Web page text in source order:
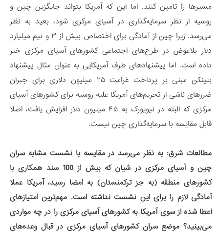
مسیرها را تامین کنند. اما این که آمریکا بتواند جایگزین چین و
روسیه از نظر سرمایه‌گذاری در آسیای مرکزی شود، بعید به نظر
می‌رسد. زیرا چین از آمادگی برای اختصاص بیش از ۳ و نیم میلیارد
دلار بلاعوض در طرح‌های اجتماعی کشورهای آسیای مرکزی خبر
داده است. اما پیشنهادهای طرف آمریکایی به عنوان مثال پیشنهاد
بلینکن مبنی بر پرداخت غرامت ۲۵ میلیون دلاری برای جبران
ضررهای ناشی از تحریم‌های آمریکا علیه روسیه برای کشور‌های آسیای
مرکزی که البته در نیویورک به ۴۵ میلیون دلار افزایش یافت، اصلا
قابل مقایسه با سرمایه‌گذاری چین نیست.
مطالعات شرق: به نظر می‌رسد در مقایسه با نشست مشابه سران
چین و آسیای مرکزی در شیان که بیش از 100 سند همکاری با
کشورهای منطقه (به جز ترکمنستان) به امضا رسید، آمریکا عملا
آمادگی لازم را برای این نشست نداشته است. مهم‌ترین امتیازهای
اعطا شده از سوی آمریکا به کشورهای آسیای مرکزی را در چه مواردی
می‌بینید؟ موضع سران کشورهای آسیای مرکزی در قبال وعده‌های